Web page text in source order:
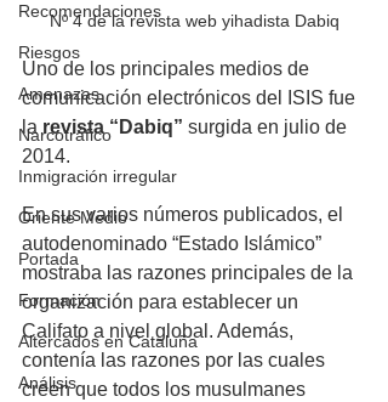
Recomendaciones
Riesgos
Amenazas
Narcotráfico
Inmigración irregular
Oriente Medio
Portada
Formación
Altercados en Cataluña
Análisis
Nº 4 de la revista web yihadista Dabiq
Uno de los principales medios de
comunicación electrónicos del ISIS fue
la revista “Dabiq” surgida en julio de
2014.
En sus varios números publicados, el
autodenominado “Estado Islámico”
mostraba las razones principales de la
organización para establecer un
Califato a nivel global. Además,
contenía las razones por las cuales
creen que todos los musulmanes